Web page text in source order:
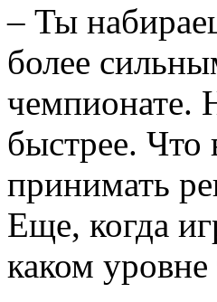
– Ты
более
чемпионате.
быстрее. Что
принимать
Еще, когда
каком